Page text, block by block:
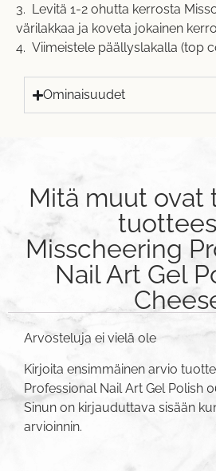
3. Levitä 1-2 ohutta kerrosta
värilakkaa ja koveta jokainen
4. Viimeistele päällyslakalla (top
Ominaisuudet
Mitä muut ovat
Misscheering
Nail Art Gel
Arvosteluja ei vielä ole
Kirjoita ensimmäinen arvio
Professional Nail Art Gel Polish
Sinun on kirjauduttava sisään
arvioinnin.